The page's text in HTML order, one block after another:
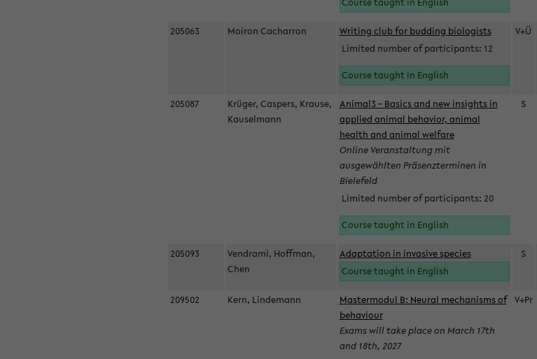
205063 Moiron Cacharron
Writing club for budding biologists
Limited number of participants: 12
Course taught in English
V+Ü
205087
Krüger, Caspers, Krause,
Kauselmann
Animal3 – Basics and new insights in
applied animal behavior, animal
health and animal welfare
Online Veranstaltung mit
ausgewählten Präsenzterminen in
Bielefeld
Limited number of participants: 20
Course taught in English
S
205093
Vendrami, Hoffman,
Chen
Adaptation in invasive species
Course taught in English
S
209502 Kern, Lindemann
Mastermodul B: Neural mechanisms of
behaviour
Exams will take place on March 17th
and 18th, 2027
V+Pr